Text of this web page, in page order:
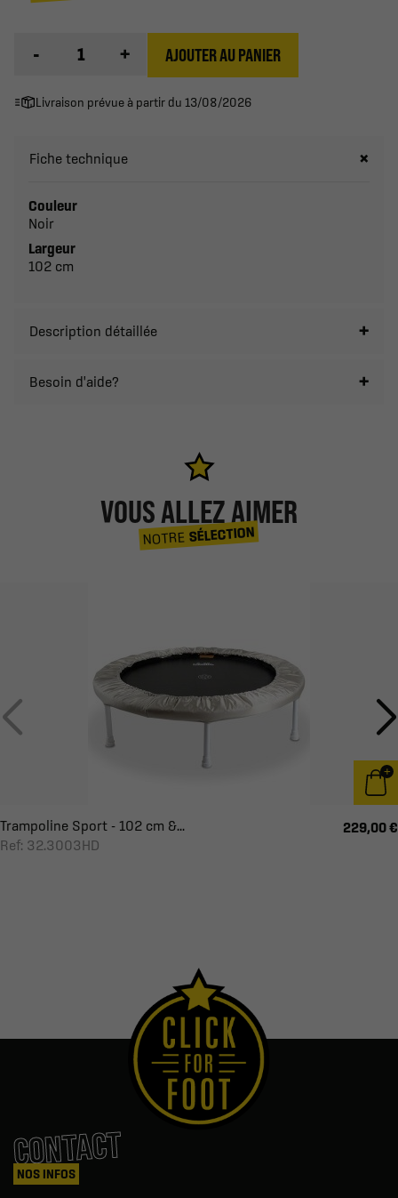
- + AJOUTER AU PANIER
Livraison prévue à partir du 13/08/2026
Fiche technique
Couleur
Noir
Largeur
102 cm
Description détaillée
Besoin d'aide?
VOUS ALLEZ AIMER
NOTRESÉLECTION
Trampoline Sport - 102 cm &...
Ref: 32.3003HD
229,00 €
CONTACT
NOS INFOS